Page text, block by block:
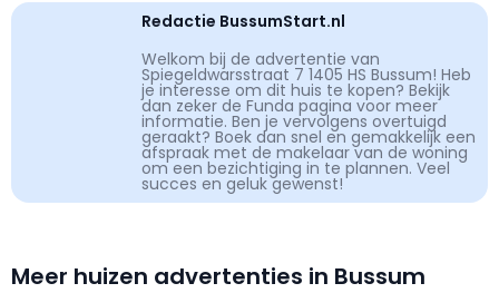
Redactie BussumStart.nl
Welkom bij de advertentie van
Spiegeldwarsstraat 7 1405 HS Bussum! Heb
je interesse om dit huis te kopen? Bekijk
dan zeker de Funda pagina voor meer
informatie. Ben je vervolgens overtuigd
geraakt? Boek dan snel en gemakkelijk een
afspraak met de makelaar van de woning
om een bezichtiging in te plannen. Veel
succes en geluk gewenst!
Meer huizen advertenties in Bussum